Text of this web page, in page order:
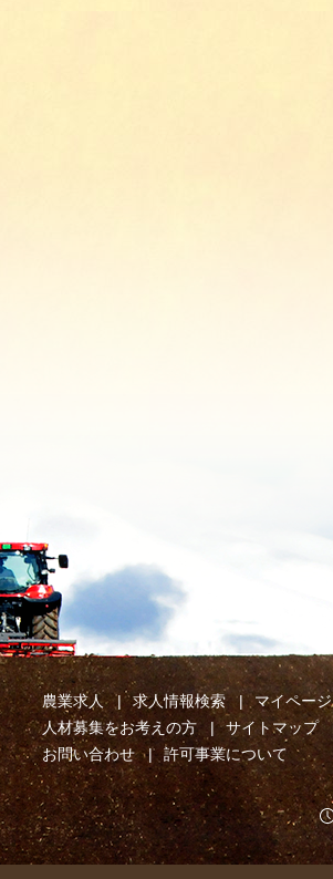
農業求人 求人情報検索 マイページ
人材募集をお考えの方
サイトマップ
お問い合わせ
許可事業について